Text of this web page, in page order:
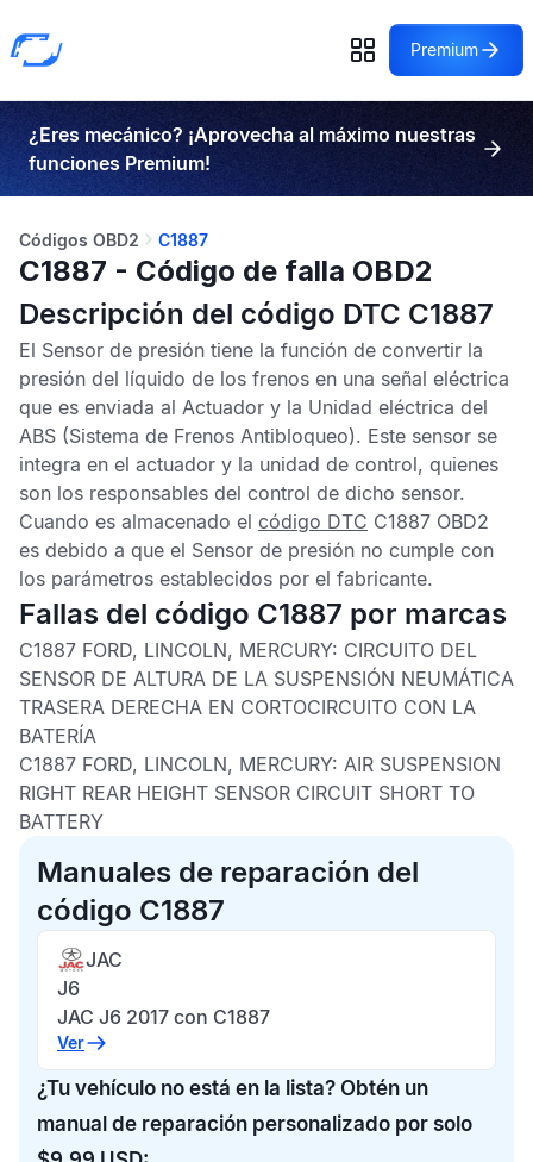
Premium
¿Eres mecánico? ¡Aprovecha al máximo nuestras
funciones Premium!
Códigos OBD2 C1887
C1887 - Código de falla OBD2
Descripción del código DTC C1887
El Sensor de presión tiene la función de convertir la
presión del líquido de los frenos en una señal eléctrica
que es enviada al Actuador y la Unidad eléctrica del
ABS (Sistema de Frenos Antibloqueo). Este sensor se
integra en el actuador y la unidad de control, quienes
son los responsables del control de dicho sensor.
Cuando es almacenado el código DTC C1887 OBD2
es debido a que el Sensor de presión no cumple con
los parámetros establecidos por el fabricante.
Fallas del código C1887 por marcas
C1887 FORD, LINCOLN, MERCURY: CIRCUITO DEL
SENSOR DE ALTURA DE LA SUSPENSIÓN NEUMÁTICA
TRASERA DERECHA EN CORTOCIRCUITO CON LA
BATERÍA
C1887 FORD, LINCOLN, MERCURY: AIR SUSPENSION
RIGHT REAR HEIGHT SENSOR CIRCUIT SHORT TO
BATTERY
Manuales de reparación del
código C1887
JAC
J6
JAC J6 2017 con C1887
Ver
¿Tu vehículo no está en la lista? Obtén un
manual de reparación personalizado por solo